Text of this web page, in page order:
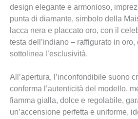
design elegante e armonioso,
punta di diamante, simbolo della
lacca nera e placcato oro, con il
testa dell’indiano – raffigurato in
sottolinea l’esclusività.
All’apertura, l’inconfondibile suono
conferma l’autenticità del modello,
fiamma gialla, dolce e regolabile,
un’accensione perfetta e uniforme,